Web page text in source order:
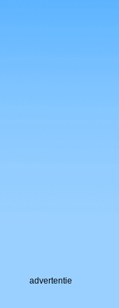
advertentie